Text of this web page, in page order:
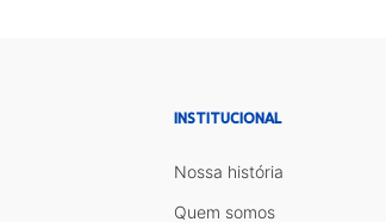
INSTITUCIONAL
Nossa história
Quem somos